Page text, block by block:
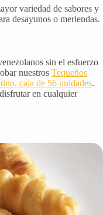
variedad de sabores y
desayunos o meriendas.
sin el esfuerzo
nuestros Tequeños
caja de 56 unidades.
en cualquier